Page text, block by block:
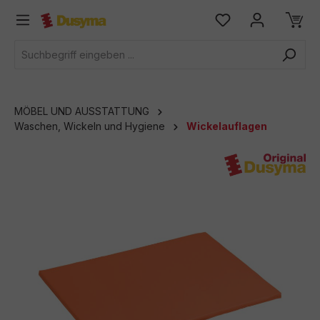
springen
MÖBEL UND AUSSTATTUNG
Waschen, Wickeln und Hygiene
Wickelauflagen